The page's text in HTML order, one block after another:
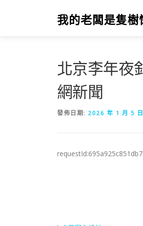
要
我的老闆是隻樹
北京李年夜
網新聞
發佈日期: 2026 年 1 月 5 日